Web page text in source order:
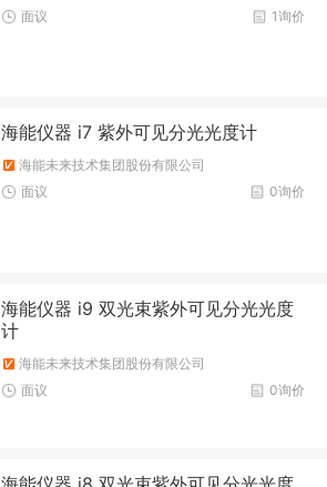
1询价
面议
海能仪器 i7 紫外可见分光光度计
海能未来技术集团股份有限公司
0询价
面议
海能仪器 i9 双光束紫外可见分光光度
计
海能未来技术集团股份有限公司
0询价
面议